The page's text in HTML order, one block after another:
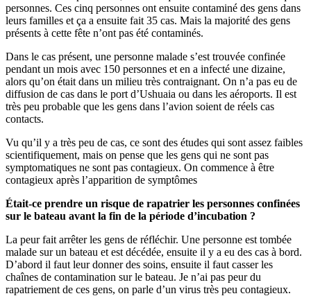
personnes. Ces cinq personnes ont ensuite contaminé des gens dans
leurs familles et ça a ensuite fait 35 cas. Mais la majorité des gens
présents à cette fête n’ont pas été contaminés.
Dans le cas présent, une personne malade s’est trouvée confinée
pendant un mois avec 150 personnes et en a infecté une dizaine,
alors qu’on était dans un milieu très contraignant. On n’a pas eu de
diffusion de cas dans le port d’Ushuaia ou dans les aéroports. Il est
très peu probable que les gens dans l’avion soient de réels cas
contacts.
Vu qu’il y a très peu de cas, ce sont des études qui sont assez faibles
scientifiquement, mais on pense que les gens qui ne sont pas
symptomatiques ne sont pas contagieux. On commence à être
contagieux après l’apparition de symptômes
Était-ce prendre un risque de rapatrier les personnes confinées
sur le bateau avant la fin de la période d’incubation ?
La peur fait arrêter les gens de réfléchir. Une personne est tombée
malade sur un bateau et est décédée, ensuite il y a eu des cas à bord.
D’abord il faut leur donner des soins, ensuite il faut casser les
chaînes de contamination sur le bateau. Je n’ai pas peur du
rapatriement de ces gens, on parle d’un virus très peu contagieux.